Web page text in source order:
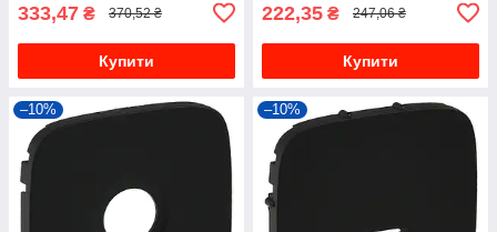
333,47 ₴ 370,52 ₴
Купити
222,35 ₴ 247,06 ₴
Купити
–10% –10%